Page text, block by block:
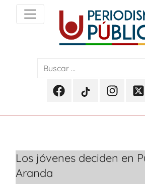
content
Periodismo
PúblicoFacebook
Periodismo
TikTok
Periodismo
Instagram
Los jóvenes deciden en
Aranda